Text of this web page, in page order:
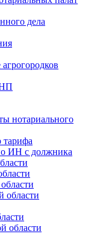
дела
нотариального
тарифа
ИН с должника
области
области